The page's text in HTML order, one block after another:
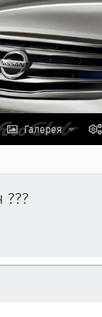
Галерея